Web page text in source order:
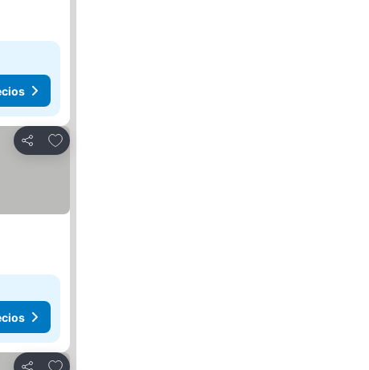
Compartir
Agregar a favoritos
Agregar a favoritos